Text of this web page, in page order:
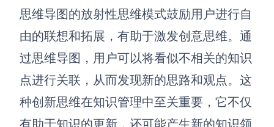
思维导图的放射性思维模式鼓励用户进行自
由的联想和拓展，有助于激发创意思维。通
过思维导图，用户可以将看似不相关的知识
点进行关联，从而发现新的思路和观点。这
种创新思维在知识管理中至关重要，它不仅
有助于知识的更新，还可能产生新的知识领